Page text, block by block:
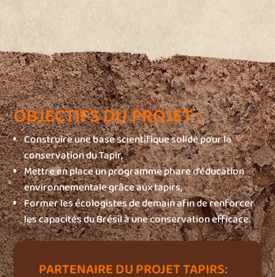
OBJECTIFS DU PROJET :
Construire une base scientifique solide pour la
conservation du Tapir,
Mettre en place un programme phare d’éducation
environnementale grâce aux tapirs,
Former les écologistes de demain afin de renforcer
les capacités du Brésil à une conservation efficace.
PARTENAIRE DU PROJET TAPIRS: